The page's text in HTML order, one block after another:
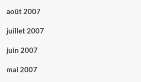
août 2007
juillet 2007
juin 2007
mai 2007